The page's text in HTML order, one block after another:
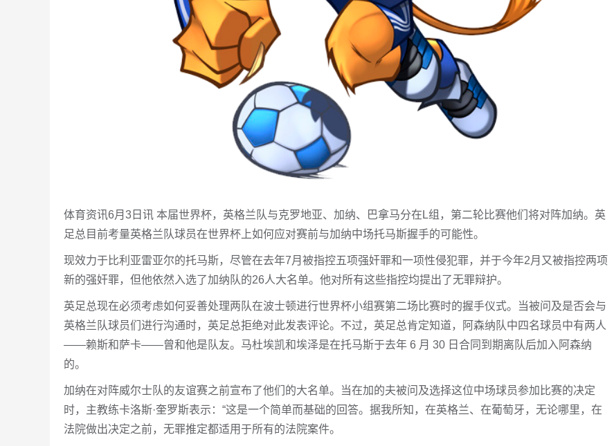
体育资讯6月3日讯 本届世界杯，英格兰队与克罗地亚、加纳、巴拿马分在L组，第二轮比赛他们将对阵加纳。英
足总目前考量英格兰队球员在世界杯上如何应对赛前与加纳中场托马斯握手的可能性。
现效力于比利亚雷亚尔的托马斯，尽管在去年7月被指控五项强奸罪和一项性侵犯罪，并于今年2月又被指控两项
新的强奸罪，但他依然入选了加纳队的26人大名单。他对所有这些指控均提出了无罪辩护。
英足总现在必须考虑如何妥善处理两队在波士顿进行世界杯小组赛第二场比赛时的握手仪式。当被问及是否会与
英格兰队球员们进行沟通时，英足总拒绝对此发表评论。不过，英足总肯定知道，阿森纳队中四名球员中有两人
——赖斯和萨卡——曾和他是队友。马杜埃凯和埃泽是在托马斯于去年 6 月 30 日合同到期离队后加入阿森纳
的。
加纳在对阵威尔士队的友谊赛之前宣布了他们的大名单。当在加的夫被问及选择这位中场球员参加比赛的决定
时，主教练卡洛斯·奎罗斯表示：“这是一个简单而基础的回答。据我所知，在英格兰、在葡萄牙，无论哪里，在
法院做出决定之前，无罪推定都适用于所有的法院案件。